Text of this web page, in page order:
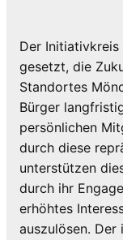
Der
gesetzt, die
Standortes
Bürger
persönlichen
durch diese
unterstützen
durch ihr
erhöhtes
auszulösen.